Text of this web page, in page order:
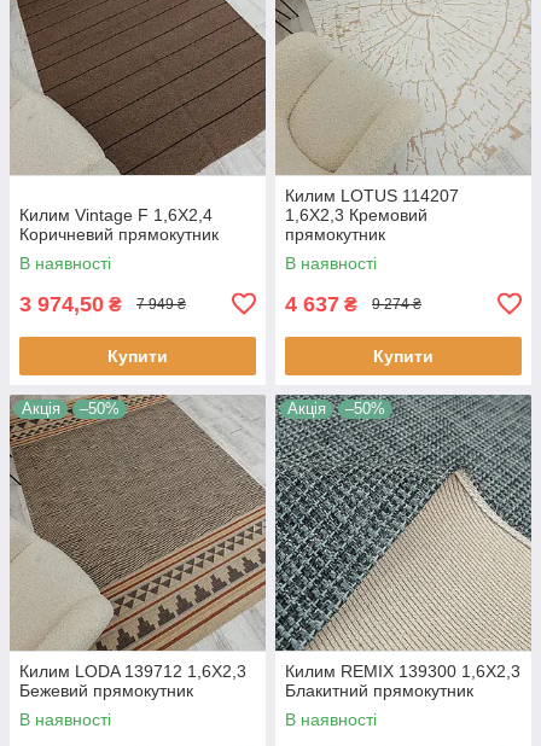
Килим Vintage F 1,6Х2,4
Коричневий прямокутник
В наявності
3 974,50 ₴ 7 949 ₴
Купити
Килим LOTUS 114207
1,6Х2,3 Кремовий
прямокутник
В наявності
4 637 ₴ 9 274 ₴
Купити
Акція –50%
Килим LODA 139712 1,6Х2,3
Бежевий прямокутник
В наявності
Акція –50%
Килим REMIX 139300 1,6Х2,3
Блакитний прямокутник
В наявності